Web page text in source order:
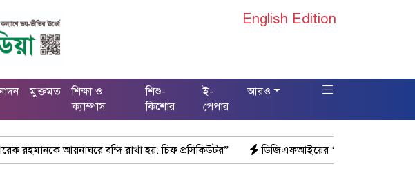
English Edition
মুক্তমত
শিক্ষা ও
ক্যাম্পাস
শিশু-
কিশোর
ই-
পেপার
আরও
বন্দি রাখা হয়: চিফ প্রসিকিউটর” ডিজিএফআইয়ের ‘আয়নাঘর’ পরিদর্শনে আন্তর্জাতিক অপরাধ